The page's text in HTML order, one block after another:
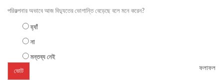
পরিকল্পনার অভাবে আজ বিদ্যুতের ভোগান্তি বেড়েছে বলে মনে করেন?
হ্যাঁ
না
মন্তব্য নেই
ফলাফল